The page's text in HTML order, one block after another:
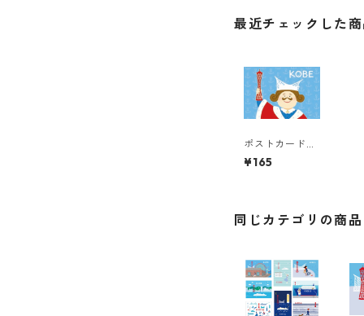
最近チェックした
ポストカード
神戸4
¥165
同じカテゴリの商品